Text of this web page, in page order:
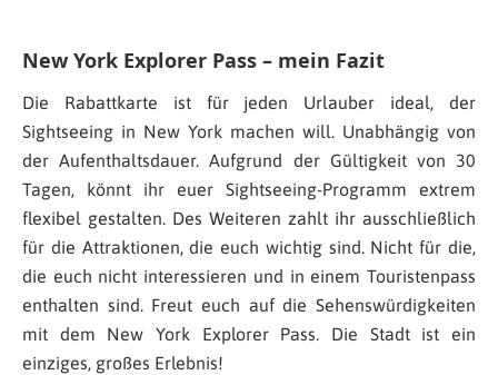
New York Explorer Pass – mein Fazit
Die Rabattkarte ist für jeden Urlauber ideal, der
Sightseeing in New York machen will. Unabhängig von
der Aufenthaltsdauer. Aufgrund der Gültigkeit von 30
Tagen, könnt ihr euer Sightseeing-Programm extrem
flexibel gestalten. Des Weiteren zahlt ihr ausschließlich
für die Attraktionen, die euch wichtig sind. Nicht für die,
die euch nicht interessieren und in einem Touristenpass
enthalten sind. Freut euch auf die Sehenswürdigkeiten
mit dem New York Explorer Pass. Die Stadt ist ein
einziges, großes Erlebnis!